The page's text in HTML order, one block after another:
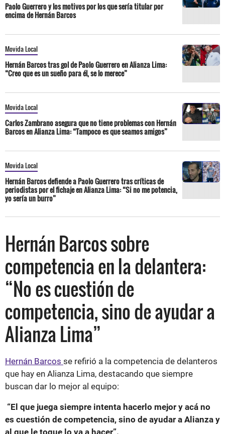
Paolo Guerrero y los motivos por los que sería titular por
encima de Hernán Barcos
Movida Local
Hernán Barcos tras gol de Paolo Guerrero en Alianza Lima:
“Creo que es un sueño para él, se lo merece”
Movida Local
Carlos Zambrano asegura que no tiene problemas con Hernán
Barcos en Alianza Lima: “Tampoco es que seamos amigos”
Movida Local
Hernán Barcos defiende a Paolo Guerrero tras críticas de
periodistas por el fichaje en Alianza Lima: “Si no me potencia,
yo sería un burro”
Hernán Barcos sobre
competencia en la delantera:
“No es cuestión de
competencia, sino de ayudar a
Alianza Lima”
Hernán Barcos se refirió a la competencia de delanteros
que hay en Alianza Lima, destacando que siempre
buscan dar lo mejor al equipo:
“El que juega siempre intenta hacerlo mejor y acá no
es cuestión de competencia, sino de ayudar a Alianza y
al que le toque lo va a hacer”.